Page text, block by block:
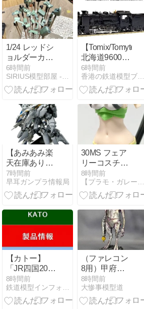
1/24 レッドシ
ョルダーカス
タム（6）
6時間前
SIRIUS模型部屋 - ちょい雑記
【Tomix/Tomytec】
北海道9600蒸
機重製
6時間前
香港の鉄道模型ブログ，Ｎゲージ，HOゲージ
【あみあみ楽
天在庫あり】
HG 1/144 アリ
ュゼウス プラ
モデル 『機動
閃光のハサウ
ェイ キルケー
の魔女』（再
SPIRITS]《発
売済・在庫
品》、
5％OFFで販
20:10:56]
7時間前
早耳ガンプラ情報局
30MS フェア
リーコスチュ
ーム レビュー
| 組み立てと構
造を紹介
8時間前
【プラモ・ガレージ】プラモデルのブログ
【カトー】
「JR四国2000
系 特急 “あし
ずり” 2両セッ
ト＜10-2103
8時間前
鉄道模型インフォメーションブログ
（ファレコン
8用）甲府星
人を作る 完成
8時間前
大惨事模型道